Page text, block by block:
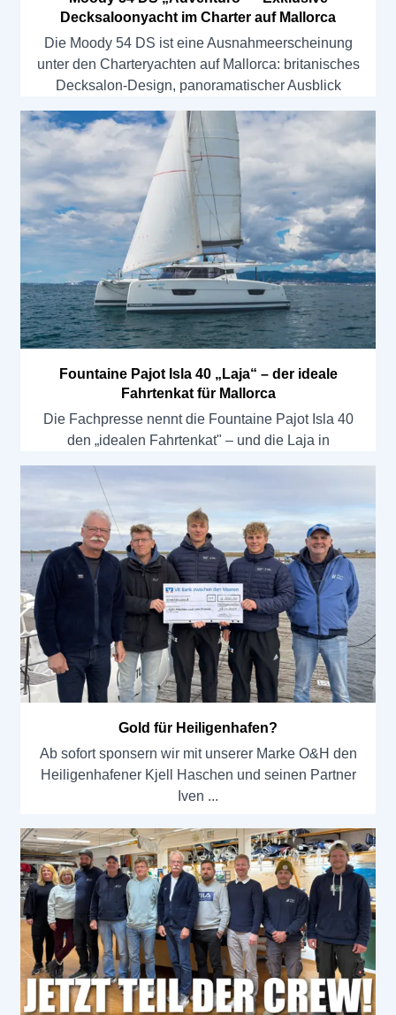
Decksaloonyacht im Charter auf Mallorca
Die Moody 54 DS ist eine Ausnahmeerscheinung
unter den Charteryachten auf Mallorca: britanisches
Decksalon-Design, panoramatischer Ausblick
Fountaine Pajot Isla 40 „Laja“ – der ideale
Fahrtenkat für Mallorca
Die Fachpresse nennt die Fountaine Pajot Isla 40
den „idealen Fahrtenkat" – und die Laja in
Gold für Heiligenhafen?
Ab sofort sponsern wir mit unserer Marke O&H den
Heiligenhafener Kjell Haschen und seinen Partner
Iven